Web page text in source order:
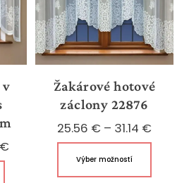
v
€Price
Žakárové hotové
záclony 22876
25.56 € – 31.14 €
range:
Výber možností